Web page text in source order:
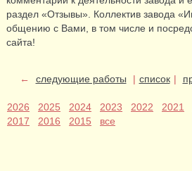
раздел «Отзывы». Коллектив завода
общению с Вами, в том числе и
сайта!
← следующие работы | список |
2026 2025 2024 2023 2022 2021
2017
2016 2015 все